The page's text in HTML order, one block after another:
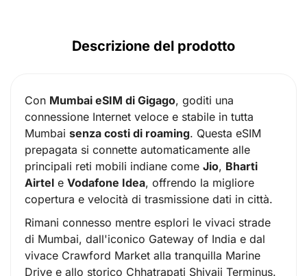
Descrizione del prodotto
Con Mumbai eSIM di Gigago, goditi una
connessione Internet veloce e stabile in tutta
Mumbai senza costi di roaming. Questa eSIM
prepagata si connette automaticamente alle
principali reti mobili indiane come Jio, Bharti
Airtel e Vodafone Idea, offrendo la migliore
copertura e velocità di trasmissione dati in città.
Rimani connesso mentre esplori le vivaci strade
di Mumbai, dall'iconico Gateway of India e dal
vivace Crawford Market alla tranquilla Marine
Drive e allo storico Chhatrapati Shivaji Terminus.